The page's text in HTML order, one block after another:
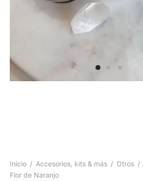
Inicio / Accesorios, kits & más / Otros /
Flor de Naranjo